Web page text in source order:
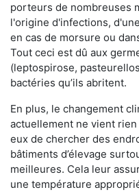
porteurs de nombreuses
l'origine d'infections,
en cas de morsure ou
Tout ceci est dû aux
(leptospirose,
bactéries qu’ils abritent.
En plus, le changement
actuellement ne vient rien
eux de chercher des
bâtiments d’élevage
meilleures. Cela leur
une température